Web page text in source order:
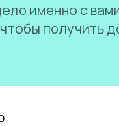
именно с
получить